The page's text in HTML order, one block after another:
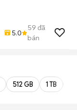
5.0
59 đã
bán
512 GB 1 TB